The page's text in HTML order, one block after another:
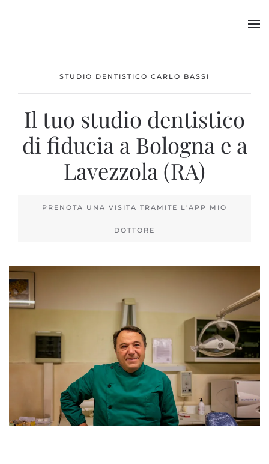
STUDIO DENTISTICO CARLO BASSI
Il tuo studio dentistico
di fiducia a Bologna e a
Lavezzola (RA)
PRENOTA UNA VISITA TRAMITE L'APP MIO
DOTTORE